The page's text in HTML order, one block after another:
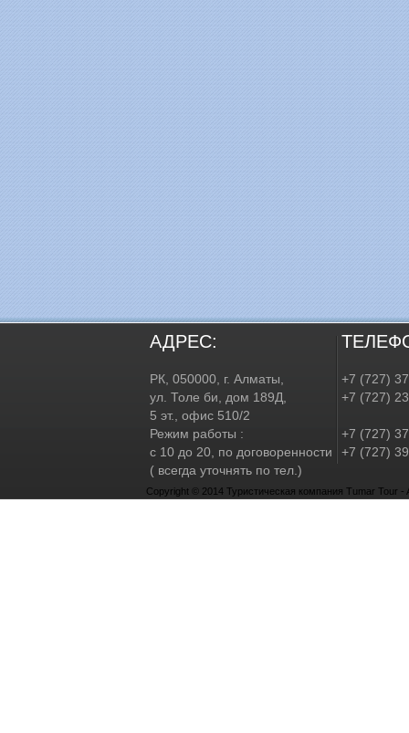
АДРЕС:
РК, 050000, г. Алматы,
ул. Толе би, дом 189Д,
5 эт., офис 510/2
Режим работы :
с 10 до 20, по договоренности
( всегда уточнять по тел.)
+7 (727)
+7 (727)
+7 (727)
+7 (727)
Copyright © 2014 Туристическая компания Tumar Tour -